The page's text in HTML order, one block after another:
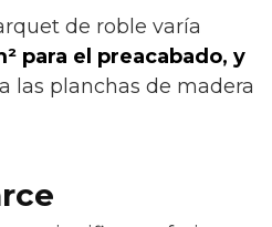
de roble varía
para el preacabado, y
las planchas de madera